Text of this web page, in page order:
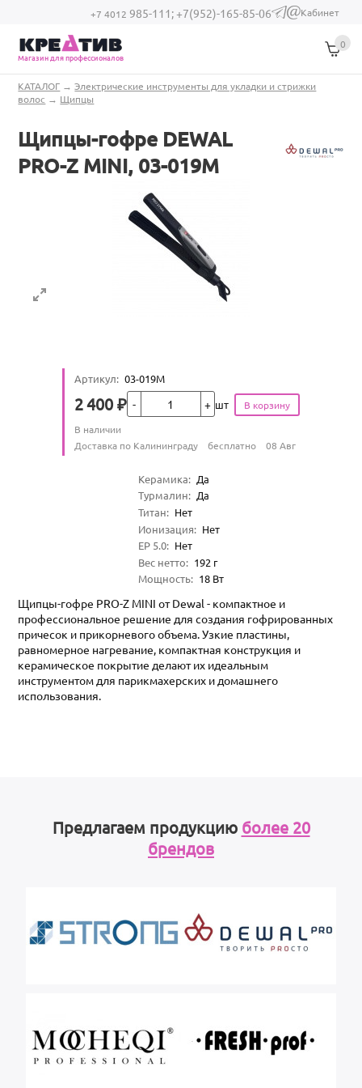
Перейти к основному содержанию
+7 4012 985-111;+7(952)-165-85-06
(link sends e-
Кабинет
Магазин для профессионалов
0
Вы здесь
КАТАЛОГ →Электрические инструменты для укладки и стрижки
волос → Щипцы
Щипцы-гофре DEWAL
PRO-Z MINI, 03-019M
Артикул: 03-019М
Цена
2 400 ₽Кол-во шт
Количество
В наличии
Условия доставки
Доставка по Калининграду бесплатно 08 Авг
Характеристики
Керамика: Да
Турмалин: Да
Титан: Нет
Ионизация: Нет
EP 5.0: Нет
Вес нетто: 192 г
Мощность: 18 Вт
Щипцы-гофре PRO-Z MINI от Dewal - компактное и
профессиональное решение для создания гофрированных
причесок и прикорневого объема. Узкие пластины,
равномерное нагревание, компактная конструкция и
керамическое покрытие делают их идеальным
инструментом для парикмахерских и домашнего
использования.
Предлагаем продукцию более 20
брендов